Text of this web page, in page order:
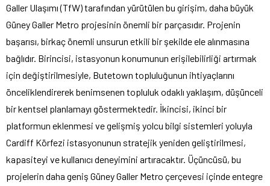
Galler Ulaşımı (TfW) tarafından yürütülen bu girişim, daha büyük
Güney Galler Metro projesinin önemli bir parçasıdır. Projenin
başarısı, birkaç önemli unsurun etkili bir şekilde ele alınmasına
bağlıdır. Birincisi, istasyonun konumunun erişilebilirliği artırmak
için değiştirilmesiyle, Butetown topluluğunun ihtiyaçlarını
önceliklendirerek benimsenen topluluk odaklı yaklaşım, düşünceli
bir kentsel planlamayı göstermektedir. İkincisi, ikinci bir
platformun eklenmesi ve gelişmiş yolcu bilgi sistemleri yoluyla
Cardiff Körfezi istasyonunun stratejik yeniden geliştirilmesi,
kapasiteyi ve kullanıcı deneyimini artıracaktır. Üçüncüsü, bu
projelerin daha geniş Güney Galler Metro çerçevesi içinde entegre